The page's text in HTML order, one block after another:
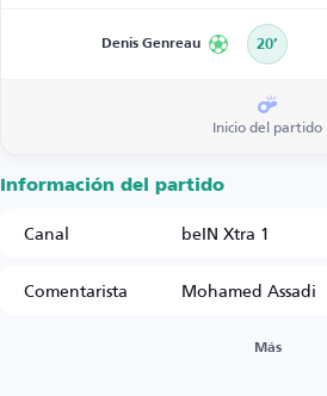
Denis Genreau 20’
Inicio del partido
Información del partido
Canal
beIN Xtra 1
Comentarista
Mohamed Assadi
Más